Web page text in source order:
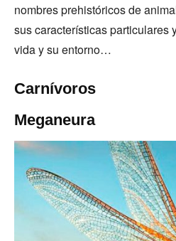
nombres prehistóricos de
sus características particulares
vida y su entorno…
Carnívoros
Meganeura